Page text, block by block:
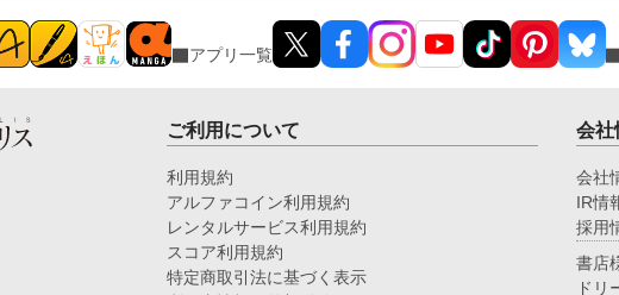
アプリ一覧
ご利用について
利用規約
アルファコイン利用規約
レンタルサービス利用規約
スコア利用規約
特定商取引法に基づく表示
会社
会社
IR情
採用
書店
ドリ